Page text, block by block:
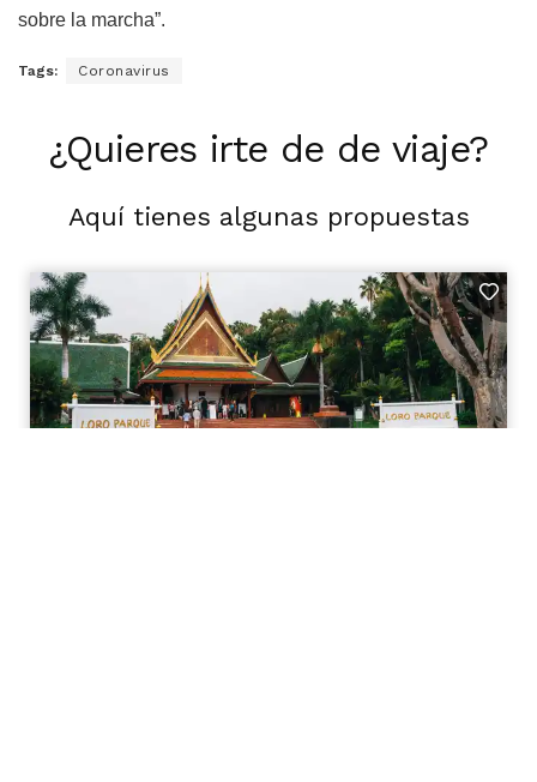
sobre la marcha”.
Tags: Coronavirus
¿Quieres irte de de viaje?
Aquí tienes algunas propuestas